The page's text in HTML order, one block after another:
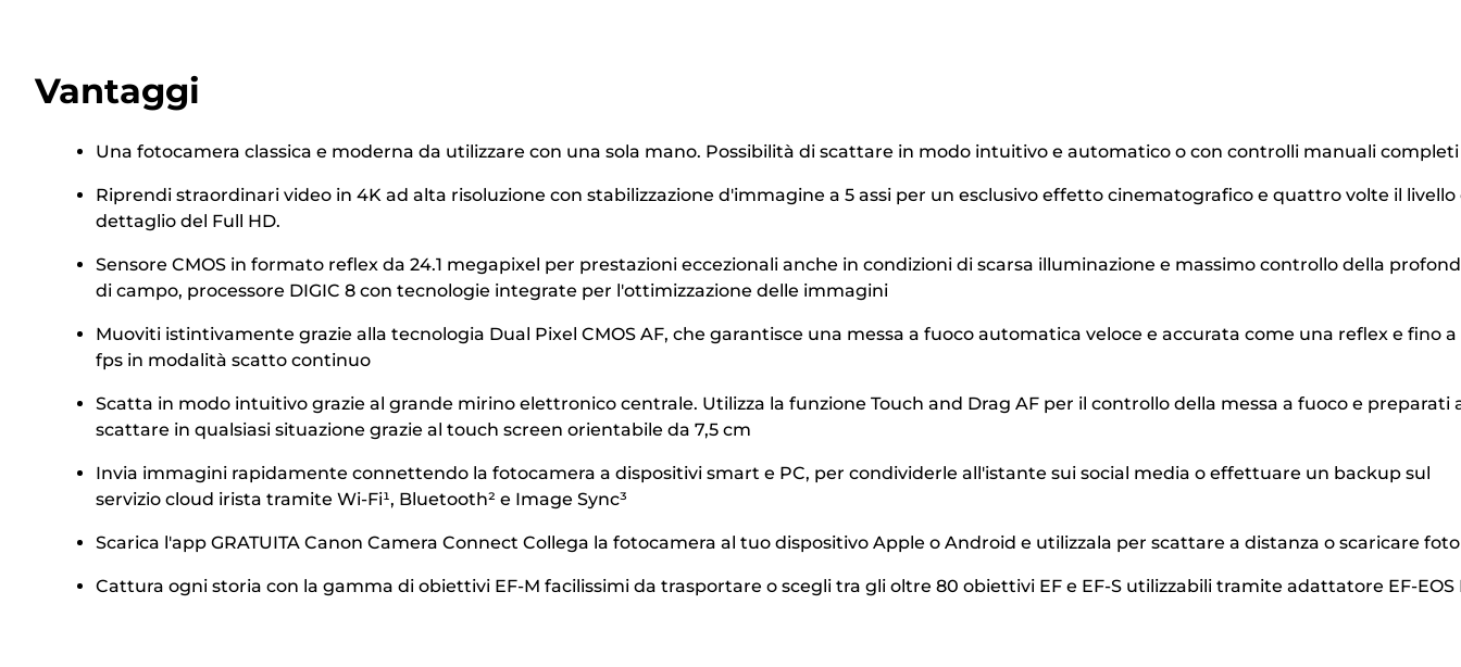
Vantaggi
Una fotocamera classica e moderna da utilizzare con una sola mano. Possibilità di scattare in modo intuitivo e automatico o con controlli manuali completi
Riprendi straordinari video in 4K ad alta risoluzione con stabilizzazione d'immagine a 5 assi per un esclusivo effetto cinematografico e quattro volte il livello
dettaglio del Full HD.
Sensore CMOS in formato reflex da 24.1 megapixel per prestazioni eccezionali anche in condizioni di scarsa illuminazione e massimo controllo della
di campo, processore DIGIC 8 con tecnologie integrate per l'ottimizzazione delle immagini
Muoviti istintivamente grazie alla tecnologia Dual Pixel CMOS AF, che garantisce una messa a fuoco automatica veloce e accurata come una reflex e fino a
fps in modalità scatto continuo
Scatta in modo intuitivo grazie al grande mirino elettronico centrale. Utilizza la funzione Touch and Drag AF per il controllo della messa a fuoco e preparati
scattare in qualsiasi situazione grazie al touch screen orientabile da 7,5 cm
Invia immagini rapidamente connettendo la fotocamera a dispositivi smart e PC, per condividerle all'istante sui social media o effettuare un backup sul
servizio cloud irista tramite Wi-Fi¹, Bluetooth² e Image Sync³
Scarica l'app GRATUITA Canon Camera Connect Collega la fotocamera al tuo dispositivo Apple o Android e utilizzala per scattare a distanza o scaricare foto
Cattura ogni storia con la gamma di obiettivi EF-M facilissimi da trasportare o scegli tra gli oltre 80 obiettivi EF e EF-S utilizzabili tramite adattatore EF-EOS